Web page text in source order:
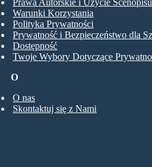
O
O nas
Skontaktuj się z Nami
Prawa Autorskie i Użycie Scenopisu
Warunki Korzystania
Polityka Prywatności
Prywatność i Bezpieczeństwo dla
Dostępność
Twoje Wybory Dotyczące